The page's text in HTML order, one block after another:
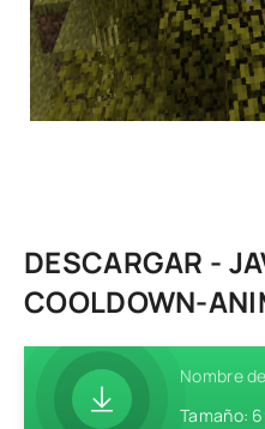
DESCARGAR -
COOLDOWN-
Tamaño: